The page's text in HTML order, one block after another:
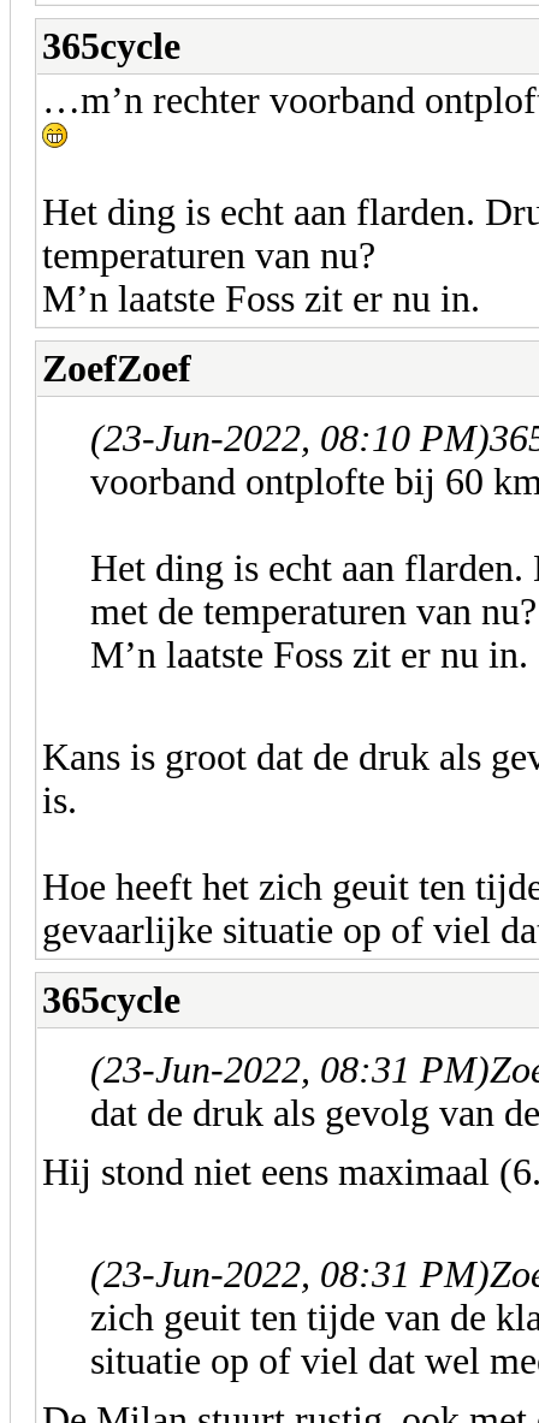
365cycle
…m’n rechter voorband
Het ding is echt aan flarden.
temperaturen van nu?
M’n laatste Foss zit er nu in.
ZoefZoef
(23-Jun-2022, 08:10 PM)
voorband ontplofte bij 60
Het ding is echt aan
met de temperaturen van nu?
M’n laatste Foss zit er nu in.
Kans is groot dat de druk als
is.
Hoe heeft het zich geuit ten
gevaarlijke situatie op of viel
365cycle
(23-Jun-2022, 08:31 PM)
dat de druk als gevolg van
Hij stond niet eens maximaal
(23-Jun-2022, 08:31 PM)
zich geuit ten tijde van de
situatie op of viel dat wel